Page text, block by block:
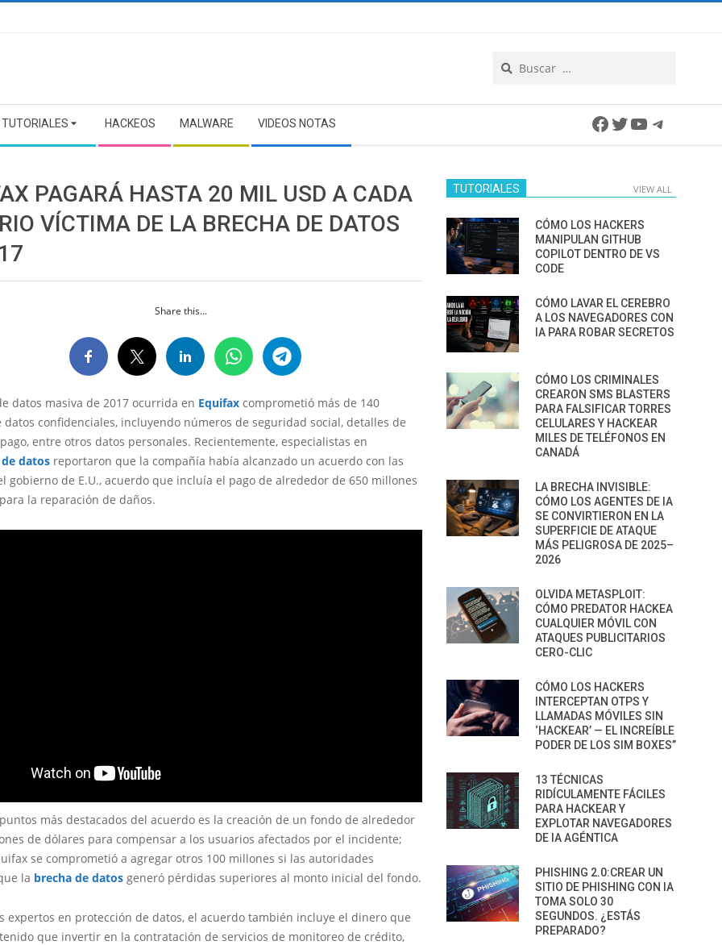
TUTORIALES HACKEOS MALWARE VIDEOS NOTAS Facebook
Twitter
YouTube
PAGARÁ HASTA 20 MIL USD A CADA
VÍCTIMA DE LA BRECHA DE DATOS
Share this...
datos masiva de 2017 ocurrida en Equifax comprometió más de 140
datos confidenciales, incluyendo números de seguridad social, detalles de
entre otros datos personales. Recientemente, especialistas en
datos reportaron que la compañía había alcanzado un acuerdo con las
gobierno de E.U., acuerdo que incluía el pago de alrededor de 650 millones
la reparación de daños.
más destacados del acuerdo es la creación de un fondo de alrededor
de dólares para compensar a los usuarios afectados por el incidente;
se comprometió a agregar otros 100 millones si las autoridades
la brecha de datos generó pérdidas superiores al monto inicial del fondo.
expertos en protección de datos, el acuerdo también incluye el dinero que
que invertir en la contratación de servicios de monitoreo de crédito,
TUTORIALES VIEW ALL
CÓMO LOS HACKERS
MANIPULAN GITHUB
COPILOT DENTRO DE VS
CODE
CÓMO LAVAR EL CEREBRO
A LOS NAVEGADORES CON
IA PARA ROBAR SECRETOS
CÓMO LOS CRIMINALES
CREARON SMS BLASTERS
PARA FALSIFICAR TORRES
CELULARES Y HACKEAR
MILES DE TELÉFONOS EN
CANADÁ
LA BRECHA INVISIBLE:
CÓMO LOS AGENTES DE IA
SE CONVIRTIERON EN LA
SUPERFICIE DE ATAQUE
MÁS PELIGROSA DE 2025–
2026
OLVIDA METASPLOIT:
CÓMO PREDATOR HACKEA
CUALQUIER MÓVIL CON
ATAQUES PUBLICITARIOS
CERO-CLIC
CÓMO LOS HACKERS
INTERCEPTAN OTPS Y
LLAMADAS MÓVILES SIN
‘HACKEAR’ — EL INCREÍBLE
PODER DE LOS SIM BOXES”
13 TÉCNICAS
RIDÍCULAMENTE FÁCILES
PARA HACKEAR Y
EXPLOTAR NAVEGADORES
DE IA AGÉNTICA
PHISHING 2.0:CREAR UN
SITIO DE PHISHING CON IA
TOMA SOLO 30
SEGUNDOS. ¿ESTÁS
PREPARADO?